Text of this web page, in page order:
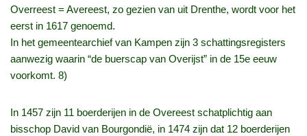
Overreest = Avereest, zo gezien van uit Drenthe, wordt voor het
eerst in 1617 genoemd.
In het gemeentearchief van Kampen zijn 3 schattingsregisters
aanwezig waarin “de buerscap van Overijst” in de 15e eeuw
voorkomt. 8)
In 1457 zijn 11 boerderijen in de Overeest schatplichtig aan
bisschop David van Bourgondië, in 1474 zijn dat 12 boerderijen